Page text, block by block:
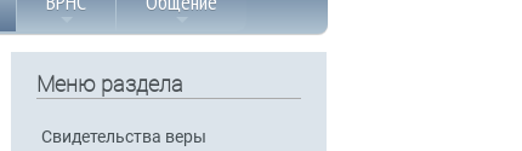
Меню раздела
Свидетельства веры